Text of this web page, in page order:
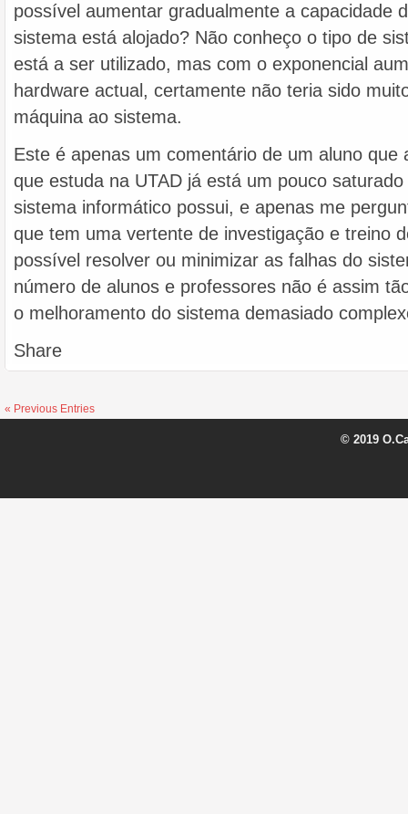
possível aumentar gradualmente a capacidade
sistema está alojado? Não conheço o tipo de
está a ser utilizado, mas com o exponencial
hardware actual, certamente não teria sido
máquina ao sistema.
Este é apenas um comentário de um aluno que
que estuda na UTAD já está um pouco
sistema informático possui, e apenas me
que tem uma vertente de investigação e treino
possível resolver ou minimizar as falhas do
número de alunos e professores não é assim
o melhoramento do sistema demasiado
Share
« Previous Entries
© 2019